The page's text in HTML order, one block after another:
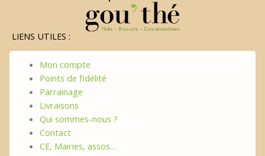
LIENS UTILES :
Mon compte
Points de fidélité
Parrainage
Livraisons
Qui sommes-nous ?
Contact
CE, Mairies, assos…